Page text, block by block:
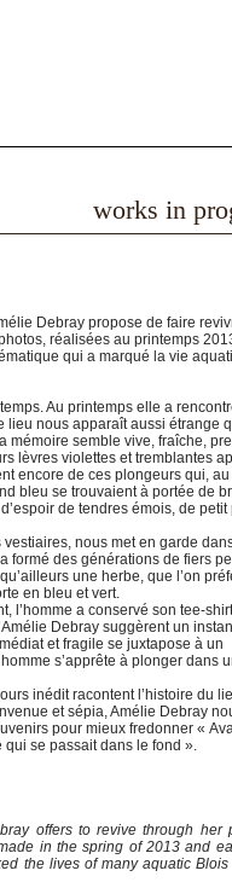
works in
Debray propose de faire
réalisées au printemps
qui a marqué la vie
Au printemps elle a
lieu nous apparaît aussi étrange
mémoire semble vive, fraîche,
lèvres violettes et tremblantes
encore de ces plongeurs qui, au
bleu se trouvaient à portée de
de tendres émois, de petit
nous met en garde
formé des générations de fiers
une herbe, que l’on
en bleu et vert.
l’homme a conservé son tee-
Debray suggèrent un
et fragile se juxtapose à un
s’apprête à plonger dans
inédit racontent l’histoire du
et sépia, Amélie Debray
pour mieux fredonner «
se passait dans le fond ».
offers to revive through her
in the spring of 2013 and
the lives of many aquatic